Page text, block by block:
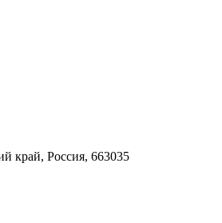
край, Россия, 663035